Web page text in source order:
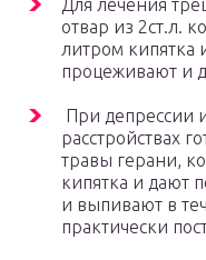
Для лечения
отвар из 2ст.л.
литром кипятка
процеживают и
При депрессии
расстройствах
травы герани,
кипятка и дают
и выпивают в
практически